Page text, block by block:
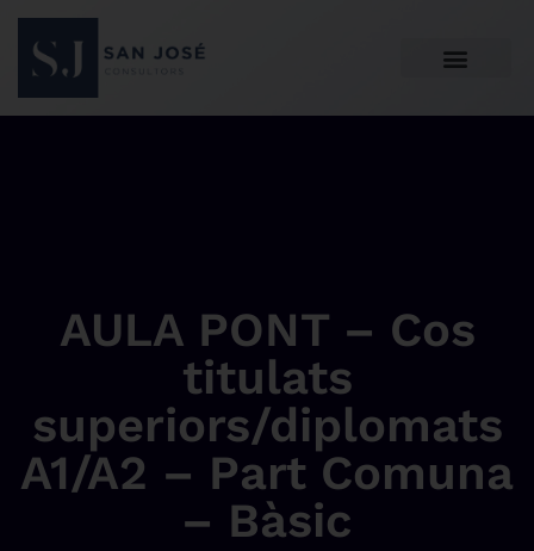
AULA PONT – Cos
titulats
superiors/diplomats
A1/A2 – Part Comuna
– Bàsic